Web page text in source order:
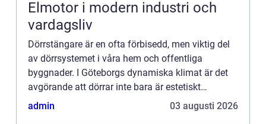
Elmotor i modern industri och
vardagsliv
Dörrstängare är en ofta förbisedd, men viktig del
av dörrsystemet i våra hem och offentliga
byggnader. I Göteborgs dynamiska klimat är det
avgörande att dörrar inte bara är estetiskt
tilltalande...
admin 03 augusti 2026